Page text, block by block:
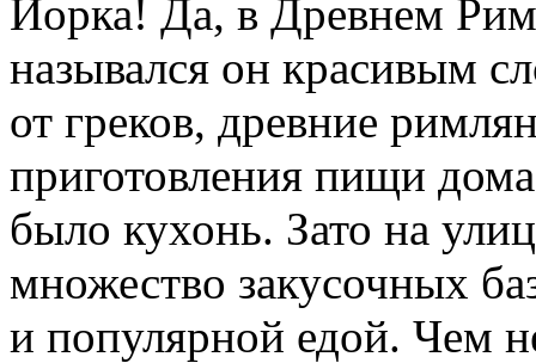
Йорка! Да, в Древнем
назывался он красивым
от греков, древние
приготовления пищи
было кухонь. Зато на
множество закусочных
и популярной едой. Чем